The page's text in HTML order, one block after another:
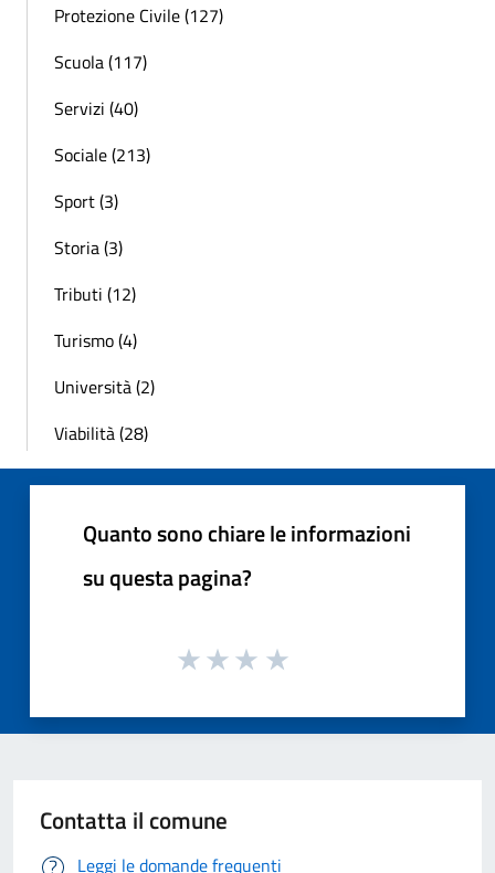
Protezione Civile (127)
Scuola (117)
Servizi (40)
Sociale (213)
Sport (3)
Storia (3)
Tributi (12)
Turismo (4)
Università (2)
Viabilità (28)
Quanto sono chiare le informazioni
su questa pagina?
Contatta il comune
Leggi le domande frequenti